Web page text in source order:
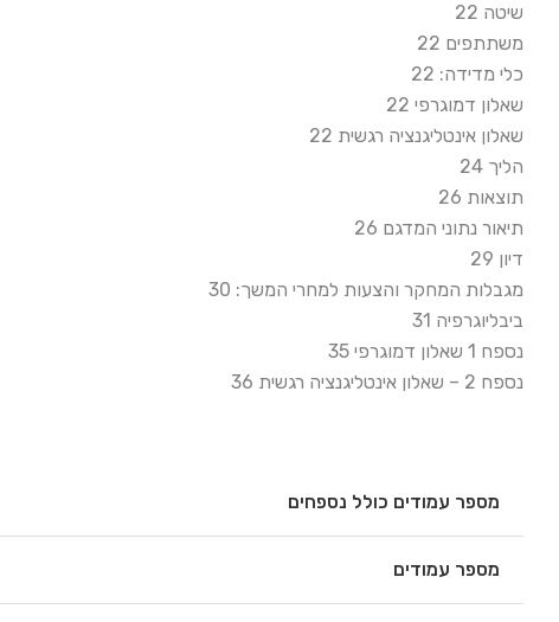
שיטה 22
משתתפים 22
כלי מדידה: 22
שאלון דמוגרפי 22
שאלון אינטליגנציה רגשית 22
הליך 24
תוצאות 26
תיאור נתוני המדגם 26
דיון 29
מגבלות המחקר והצעות למחרי המשך: 30
ביבליוגרפיה 31
נספח 1 שאלון דמוגרפי 35
נספח 2 – שאלון אינטליגנציה רגשית 36
מספר עמודים כולל נספחים
מספר עמודים